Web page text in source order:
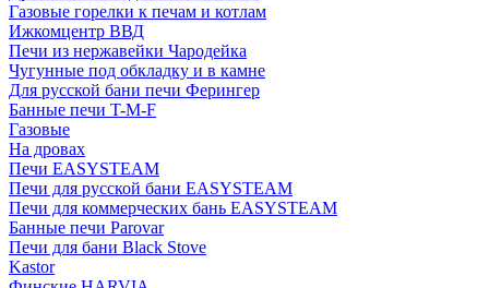
Газовые горелки к печам и котлам
Ижкомцентр ВВД
Печи из нержавейки Чародейка
Чугунные под обкладку и в камне
Для русской бани печи Ферингер
Банные печи T-M-F
Газовые
На дровах
Печи EASYSTEAM
Печи для русской бани EASYSTEAM
Печи для коммерческих бань EASYSTEAM
Банные печи Parovar
Печи для бани Black Stove
Kastor